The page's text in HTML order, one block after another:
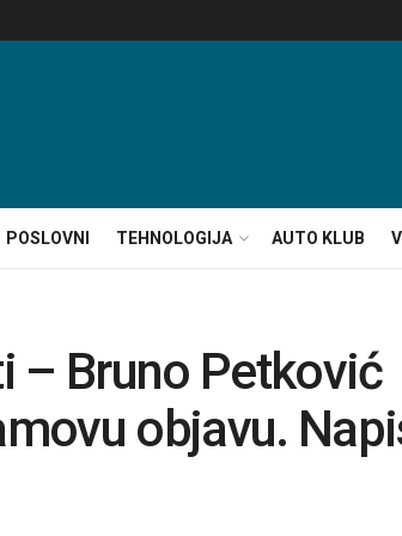
POSLOVNI TEHNOLOGIJA AUTO KLUB
– Bruno Petković
objavu.